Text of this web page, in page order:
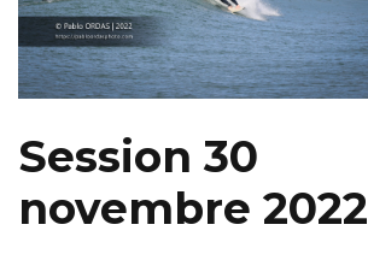
Session 30
novembre 2022